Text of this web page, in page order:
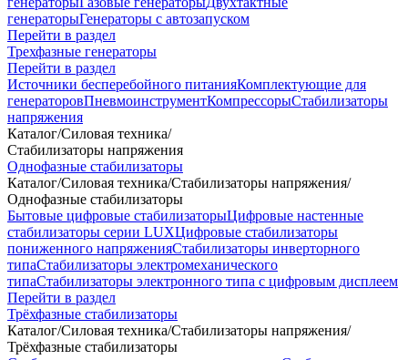
генераторыГенераторы с автозапуском
Перейти в раздел
Трехфазные генераторы
Перейти в раздел
Источники бесперебойного питанияКомплектующие для
генераторовПневмоинструментКомпрессорыСтабилизаторы
напряжения
Каталог/Силовая техника/
Стабилизаторы напряжения
Однофазные стабилизаторы
Каталог/Силовая техника/Стабилизаторы напряжения/
Однофазные стабилизаторы
Бытовые цифровые стабилизаторыЦифровые настенные
стабилизаторы серии LUXЦифровые стабилизаторы
пониженного напряженияСтабилизаторы инверторного
типаСтабилизаторы электромеханического
типаСтабилизаторы электронного типа с цифровым дисплеем
Перейти в раздел
Трёхфазные стабилизаторы
Каталог/Силовая техника/Стабилизаторы напряжения/
Трёхфазные стабилизаторы